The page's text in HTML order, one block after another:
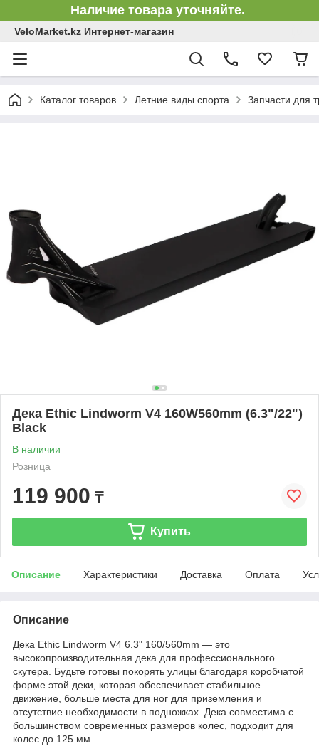
Наличие товара уточняйте.
VeloMarket.kz Интернет-магазин
Каталог товаров Летние виды спорта Запчасти для
Дека Ethic Lindworm V4 160W560mm (6.3"/22")
Black
В наличии
Розница
119 900 ₸
Купить
Описание Характеристики Доставка Оплата
Описание
Дека Ethic Lindworm V4 6.3" 160/560mm — это
высокопроизводительная дека для профессионального
скутера. Будьте готовы покорять улицы благодаря коробчатой
​​форме этой деки, которая обеспечивает стабильное
движение, больше места для ног для приземления и
отсутствие необходимости в подножках. Дека совместима с
большинством современных размеров колес, подходит для
колес до 125 мм.